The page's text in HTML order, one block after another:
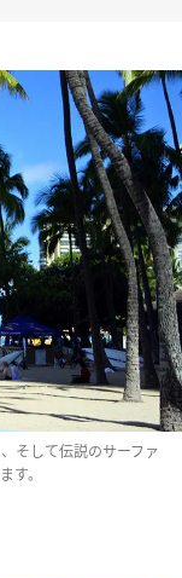
そして伝説のサーファ
す。